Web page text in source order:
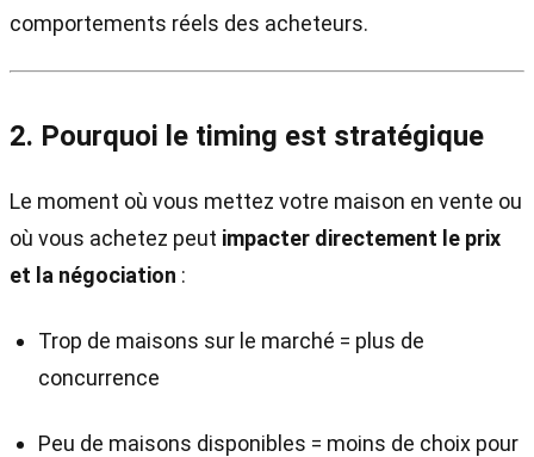
comportements réels des acheteurs.
2. Pourquoi le timing est stratégique
Le moment où vous mettez votre maison en vente ou
où vous achetez peut impacter directement le prix
et la négociation :
Trop de maisons sur le marché = plus de
concurrence
Peu de maisons disponibles = moins de choix pour